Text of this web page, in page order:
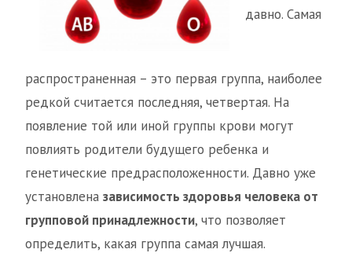
давно. Самая
распространенная – это первая группа, наиболее
редкой считается последняя, четвертая. На
появление той или иной группы крови могут
повлиять родители будущего ребенка и
генетические предрасположенности. Давно уже
установлена зависимость здоровья человека от
групповой принадлежности, что позволяет
определить, какая группа самая лучшая.